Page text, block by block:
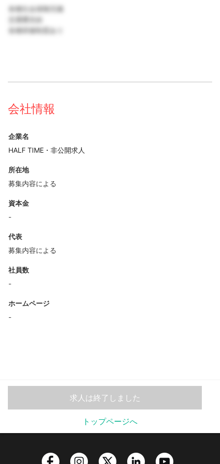
各種社会保険完備
交通費支給
各種研修制度あり
会社情報
企業名
HALF TIME・非公開求人
所在地
募集内容による
資本金
-
代表
募集内容による
社員数
-
ホームページ
-
求人は終了しました
トップページへ